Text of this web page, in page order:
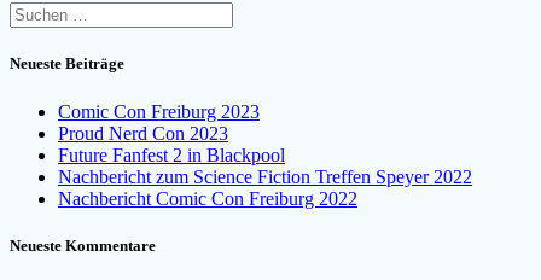
Suchen
nach:
Neueste Beiträge
Comic Con Freiburg 2023
Proud Nerd Con 2023
Future Fanfest 2 in Blackpool
Nachbericht zum Science Fiction Treffen Speyer 2022
Nachbericht Comic Con Freiburg 2022
Neueste Kommentare